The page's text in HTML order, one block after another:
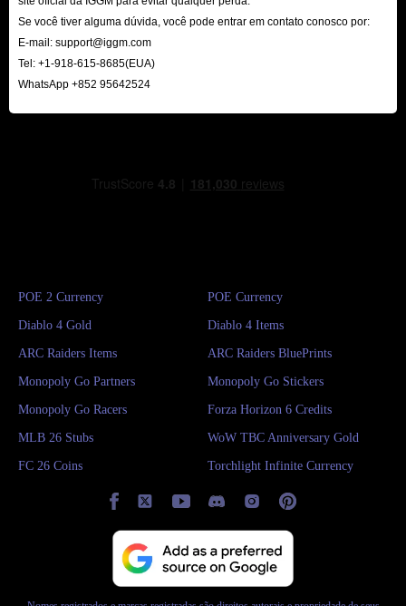
Se você tiver alguma dúvida, você pode entrar em contato conosco por:
E-mail: support@iggm.com
Tel: +1-918-615-8685(EUA)
WhatsApp +852 95642524
POE 2 Currency POE Currency
Diablo 4 Gold Diablo 4 Items
ARC Raiders Items ARC Raiders BluePrints
Monopoly Go Partners Monopoly Go Stickers
Monopoly Go Racers Forza Horizon 6 Credits
MLB 26 Stubs WoW TBC Anniversary Gold
FC 26 Coins Torchlight Infinite Currency